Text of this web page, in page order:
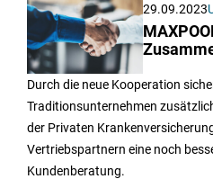
29.09.2023
Durch die neue Kooperation
Traditionsunternehmen
der Privaten
Vertriebspartnern eine noch
Kundenberatung.